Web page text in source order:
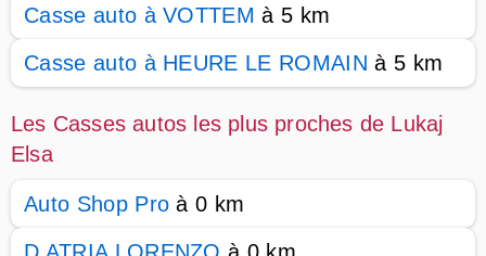
Casse auto à VOTTEM à 5 km
Casse auto à HEURE LE ROMAIN à 5 km
Les Casses autos les plus proches de Lukaj
Elsa
Auto Shop Pro à 0 km